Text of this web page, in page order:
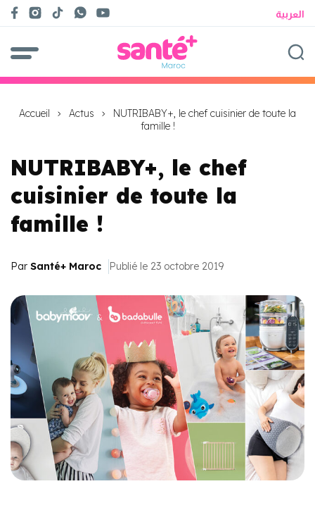
العربية
Accueil Actus
NUTRIBABY+, le chef cuisinier de toute la
famille !
NUTRIBABY+, le chef
cuisinier de toute la
famille !
Par Santé+ Maroc Publié le 23 octobre 2019